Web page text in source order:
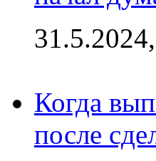
Когда
после